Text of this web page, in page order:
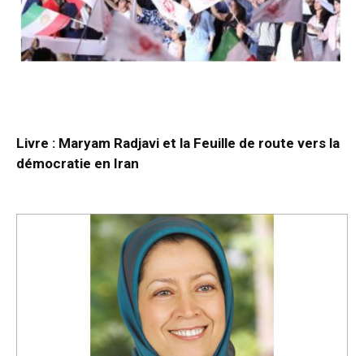
Livre : Maryam Radjavi et la Feuille de route vers la
démocratie en Iran